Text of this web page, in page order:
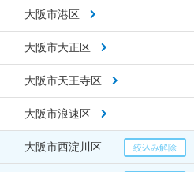
大阪市港区
大阪市大正区
大阪市天王寺区
大阪市浪速区
大阪市西淀川区